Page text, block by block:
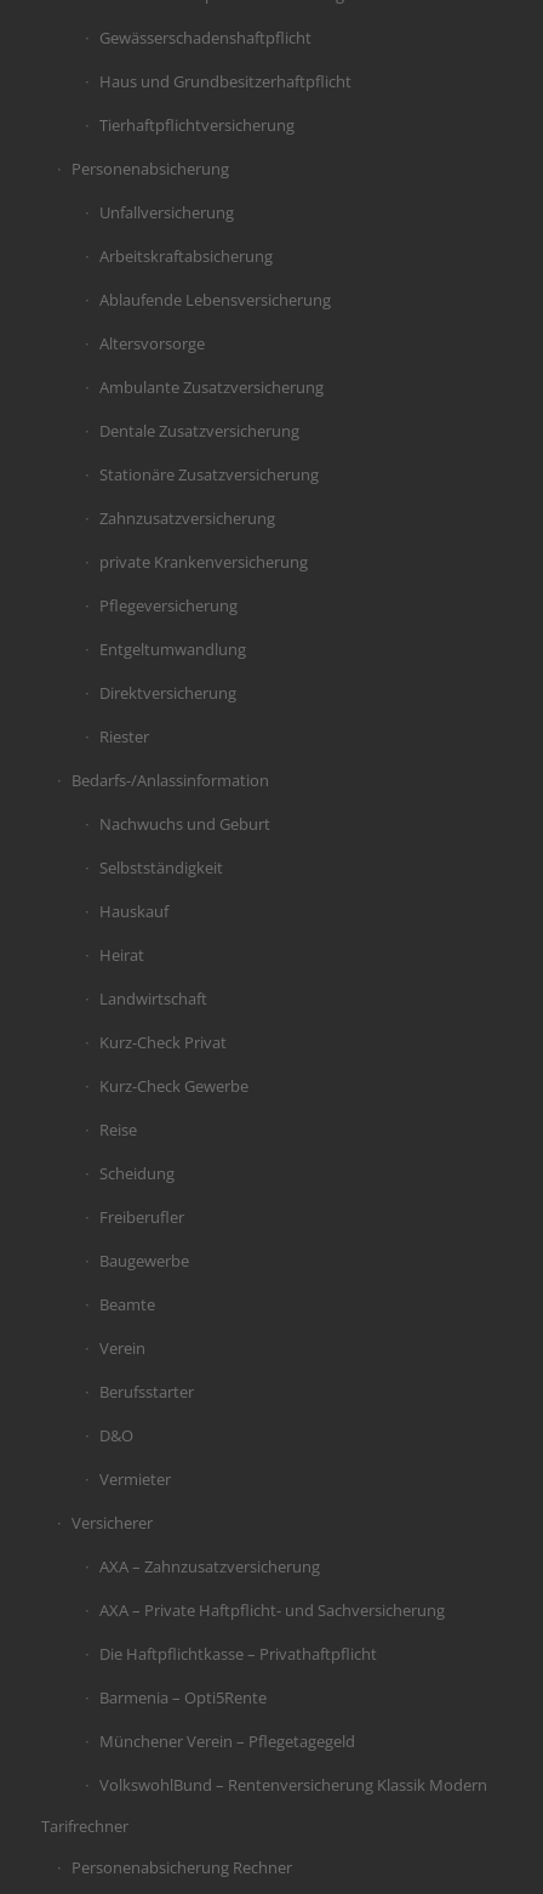
Gewässerschadenshaftpflicht
Haus und Grundbesitzerhaftpflicht
Tierhaftpflichtversicherung
Personenabsicherung
Unfallversicherung
Arbeitskraftabsicherung
Ablaufende Lebensversicherung
Altersvorsorge
Ambulante Zusatzversicherung
Dentale Zusatzversicherung
Stationäre Zusatzversicherung
Zahnzusatzversicherung
private Krankenversicherung
Pflegeversicherung
Entgeltumwandlung
Direktversicherung
Riester
Bedarfs-/Anlassinformation
Nachwuchs und Geburt
Selbstständigkeit
Hauskauf
Heirat
Landwirtschaft
Kurz-Check Privat
Kurz-Check Gewerbe
Reise
Scheidung
Freiberufler
Baugewerbe
Beamte
Verein
Berufsstarter
D&O
Vermieter
Versicherer
AXA – Zahnzusatzversicherung
AXA – Private Haftpflicht- und Sachversicherung
Die Haftpflichtkasse – Privathaftpflicht
Barmenia – Opti5Rente
Münchener Verein – Pflegetagegeld
VolkswohlBund – Rentenversicherung Klassik Modern
Tarifrechner
Personenabsicherung Rechner